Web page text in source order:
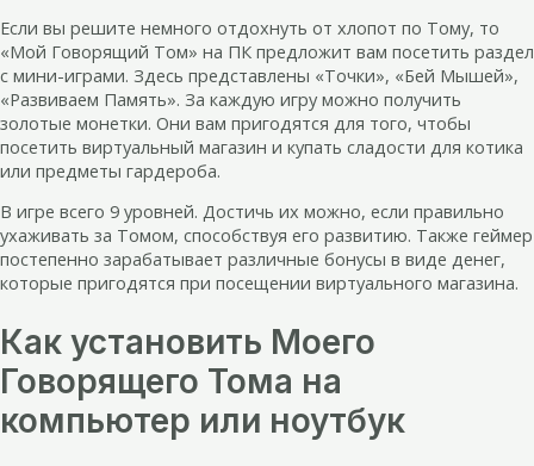
Если вы решите немного отдохнуть от хлопот по Тому, то
«Мой Говорящий Том» на ПК предложит вам посетить раздел
с мини-играми. Здесь представлены «Точки», «Бей Мышей»,
«Развиваем Память». За каждую игру можно получить
золотые монетки. Они вам пригодятся для того, чтобы
посетить виртуальный магазин и купать сладости для котика
или предметы гардероба.
В игре всего 9 уровней. Достичь их можно, если правильно
ухаживать за Томом, способствуя его развитию. Также геймер
постепенно зарабатывает различные бонусы в виде денег,
которые пригодятся при посещении виртуального магазина.
Как установить Моего
Говорящего Тома на
компьютер или ноутбук